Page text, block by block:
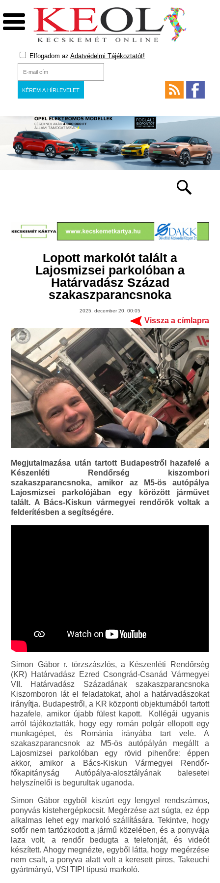
Elfogadom az Adatvédelmi Tájékoztatót!
Lopott markolót talált a
Lajosmizsei parkolóban a
Határvadász Század
szakaszparancsnoka
2025. december 20. 00:05
Vissza a címlapra
Megjutalmazása után tartott Budapestről hazafelé a
Készenléti Rendőrség kiszombori
szakaszparancsnoka, amikor az M5-ös autópálya
Lajosmizsei parkolójában egy körözött járművet
talált. A Bács-Kiskun vármegyei rendőrök voltak a
felderítésben a segítségére.
Simon Gábor r. törzszászlós, a Készenléti Rendőrség
(KR) Határvadász Ezred Csongrád-Csanád Vármegyei
VII. Határvadász Századának szakaszparancsnoka
Kiszomboron lát el feladatokat, ahol a határvadászokat
irányítja. Budapestről, a KR központi objektumából tartott
hazafele, amikor újabb fülest kapott. Kollégái ugyanis
arról tájékoztatták, hogy egy román polgár ellopott egy
munkagépet, és Románia irányába tart vele. A
szakaszparancsnok az M5-ös autópályán megállt a
Lajosmizsei parkolóban egy rövid pihenőre: éppen
akkor, amikor a Bács-Kiskun Vármegyei Rendőr-
főkapitányság Autópálya-alosztályának balesetei
helyszínelői is begurultak uganoda.
Simon Gábor egyből kiszúrt egy lengyel rendszámos,
ponyvás kistehergépkocsit. Megérzése azt súgta, ez épp
alkalmas lehet egy markoló szállítására. Tekintve, hogy
sofőr nem tartózkodott a jármű közelében, és a ponyvája
laza volt, a rendőr bedugta a telefonját, és videót
készített. Ahogy megnézte, egyből látta, hogy megérzése
nem csalt, a ponyva alatt volt a keresett piros, Takeuchi
gyártmányú, VSI TIPI típusú markoló.